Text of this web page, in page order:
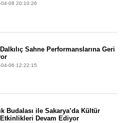
04-08 20:10:26
Sahne Performanslarına Geri
04-06 12:22:15
Budalası ile Sakarya’da Kültür
Devam Ediyor